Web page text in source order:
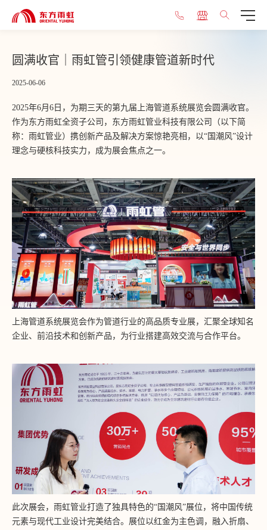
圆满收官｜雨虹管引领健康管道新时代
2025-06-06
2025年6月6日，为期三天的第九届上海管道系统展览会圆满收官。
作为东方雨虹全资子公司，东方雨虹管业科技有限公司（以下简
称：雨虹管业）携创新产品及解决方案惊艳亮相，以“国潮风”设计
理念与硬核科技实力，成为展会焦点之一。
上海管道系统展览会作为管道行业的高品质专业展，汇聚全球知名
企业、前沿技术和创新产品，为行业搭建高效交流与合作平台。
此次展会，雨虹管业打造了独具特色的“国潮风”展位，将中国传统
元素与现代工业设计完美结合。展位以红金为主色调，融入折扇、